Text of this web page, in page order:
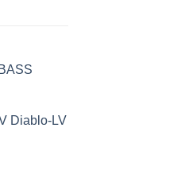
Diablo-LV